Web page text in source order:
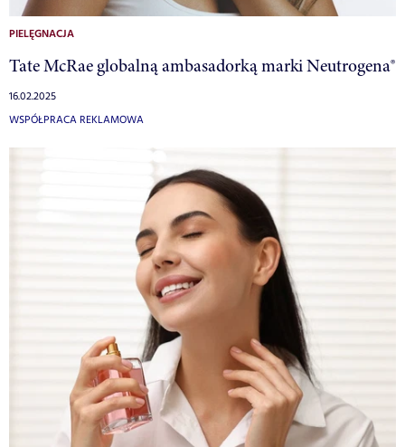
PIELĘGNACJA
Tate McRae globalną ambasadorką marki Neutrogena®
16.02.2025
WSPÓŁPRACA REKLAMOWA